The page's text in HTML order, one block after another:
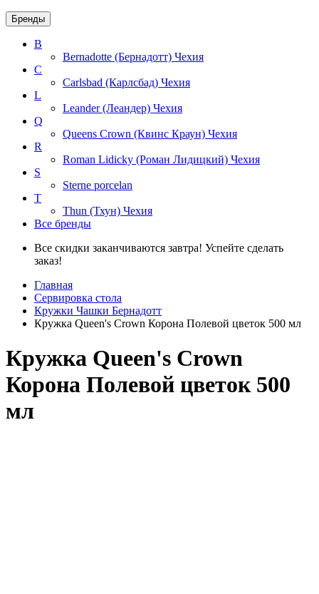
Бренды
B
Bernadotte (Бернадотт) Чехия
C
Carlsbad (Карлсбад) Чехия
L
Leander (Леандер) Чехия
Q
Queens Crown (Квинс Краун) Чехия
R
Roman Lidicky (Роман Лидицкий) Чехия
S
Sterne porcelan
T
Thun (Тхун) Чехия
Все бренды
Все скидки заканчиваются завтра! Успейте сделать
заказ!
Главная
Сервировка стола
Кружки Чашки Бернадотт
Кружка Queen's Crown Корона Полевой цветок 500 мл
Кружка Queen's Crown
Корона Полевой цветок 500
мл